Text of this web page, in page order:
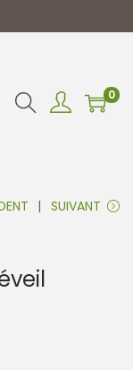
0
SUIVANT